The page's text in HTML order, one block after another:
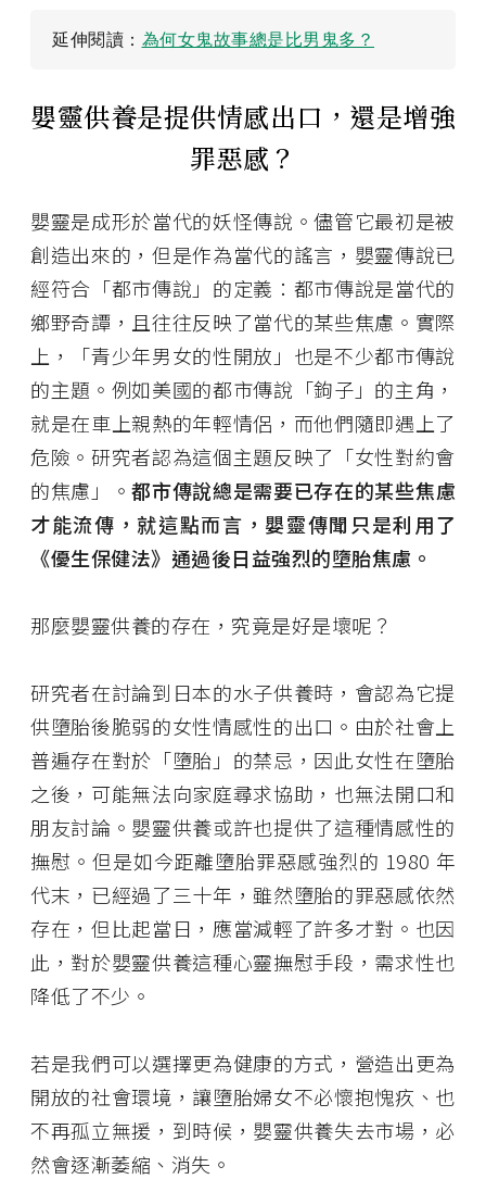
延伸閱讀： 為何女鬼故事總是比男鬼多？
嬰靈供養是提供情感出口，還是增強
罪惡感？
嬰靈是成形於當代的妖怪傳說。儘管它最初是被
創造出來的，但是作為當代的謠言，嬰靈傳說已
經符合「都市傳說」的定義：都市傳說是當代的
鄉野奇譚，且往往反映了當代的某些焦慮。實際
上，「青少年男女的性開放」也是不少都市傳說
的主題。例如美國的都市傳說「鉤子」的主角，
就是在車上親熱的年輕情侶，而他們隨即遇上了
危險。研究者認為這個主題反映了「女性對約會
的焦慮」。都市傳說總是需要已存在的某些焦慮
才能流傳，就這點而言，嬰靈傳聞只是利用了
《優生保健法》通過後日益強烈的墮胎焦慮。
那麼嬰靈供養的存在，究竟是好是壞呢？
研究者在討論到日本的水子供養時，會認為它提
供墮胎後脆弱的女性情感性的出口。由於社會上
普遍存在對於「墮胎」的禁忌，因此女性在墮胎
之後，可能無法向家庭尋求協助，也無法開口和
朋友討論。嬰靈供養或許也提供了這種情感性的
撫慰。但是如今距離墮胎罪惡感強烈的 1980 年
代末，已經過了三十年，雖然墮胎的罪惡感依然
存在，但比起當日，應當減輕了許多才對。也因
此，對於嬰靈供養這種心靈撫慰手段，需求性也
降低了不少。
若是我們可以選擇更為健康的方式，營造出更為
開放的社會環境，讓墮胎婦女不必懷抱愧疚、也
不再孤立無援，到時候，嬰靈供養失去市場，必
然會逐漸萎縮、消失。